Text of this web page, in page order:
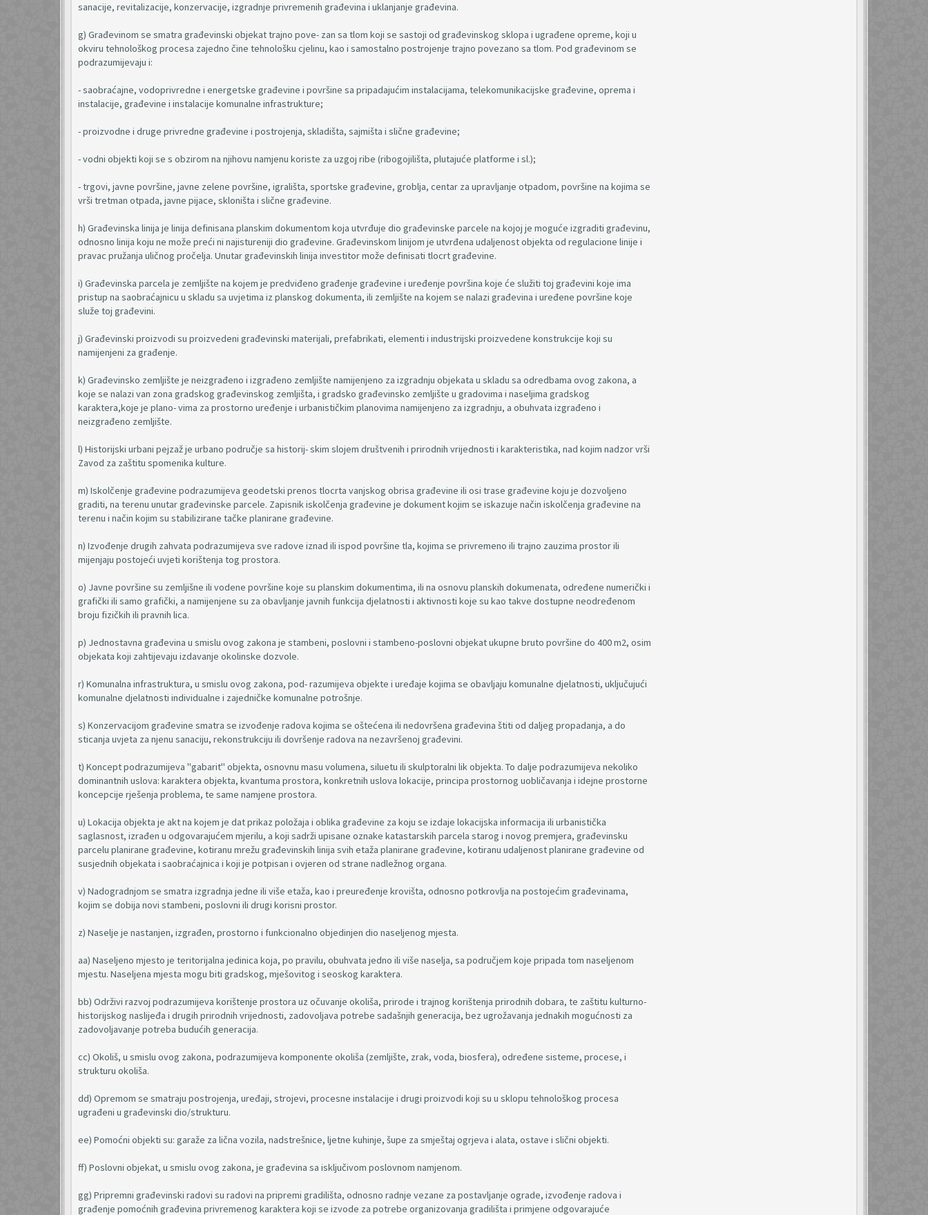
sanacije, revitalizacije, konzervacije, izgradnje privremenih građevina i uklanjanje građevina.
g) Građevinom se smatra građevinski objekat trajno pove- zan sa tlom koji se sastoji od građevinskog sklopa i ugrađene opreme, koji u
okviru tehnološkog procesa zajedno čine tehnološku cjelinu, kao i samostalno postrojenje trajno povezano sa tlom. Pod građevinom se
podrazumijevaju i:
- saobraćajne, vodoprivredne i energetske građevine i površine sa pripadajućim instalacijama, telekomunikacijske građevine, oprema i
instalacije, građevine i instalacije komunalne infrastrukture;
- proizvodne i druge privredne građevine i postrojenja, skladišta, sajmišta i slične građevine;
- vodni objekti koji se s obzirom na njihovu namjenu koriste za uzgoj ribe (ribogojilišta, plutajuće platforme i sl.);
- trgovi, javne površine, javne zelene površine, igrališta, sportske građevine, groblja, centar za upravljanje otpadom, površine na kojima se
vrši tretman otpada, javne pijace, skloništa i slične građevine.
h) Građevinska linija je linija definisana planskim dokumentom koja utvrđuje dio građevinske parcele na kojoj je moguće izgraditi građevinu,
odnosno linija koju ne može preći ni najistureniji dio građevine. Građevinskom linijom je utvrđena udaljenost objekta od regulacione linije i
pravac pružanja uličnog pročelja. Unutar građevinskih linija investitor može definisati tlocrt građevine.
i) Građevinska parcela je zemljište na kojem je predviđeno građenje građevine i uređenje površina koje će služiti toj građevini koje ima
pristup na saobraćajnicu u skladu sa uvjetima iz planskog dokumenta, ili zemljište na kojem se nalazi građevina i uređene površine koje
služe toj građevini.
j) Građevinski proizvodi su proizvedeni građevinski materijali, prefabrikati, elementi i industrijski proizvedene konstrukcije koji su
namijenjeni za građenje.
k) Građevinsko zemljište je neizgrađeno i izgrađeno zemljište namijenjeno za izgradnju objekata u skladu sa odredbama ovog zakona, a
koje se nalazi van zona gradskog građevinskog zemljišta, i gradsko građevinsko zemljište u gradovima i naseljima gradskog
karaktera,koje je plano- vima za prostorno uređenje i urbanističkim planovima namijenjeno za izgradnju, a obuhvata izgrađeno i
neizgrađeno zemljište.
l) Historijski urbani pejzaž je urbano područje sa historij- skim slojem društvenih i prirodnih vrijednosti i karakteristika, nad kojim nadzor vrši
Zavod za zaštitu spomenika kulture.
m) Iskolčenje građevine podrazumijeva geodetski prenos tlocrta vanjskog obrisa građevine ili osi trase građevine koju je dozvoljeno
graditi, na terenu unutar građevinske parcele. Zapisnik iskolčenja građevine je dokument kojim se iskazuje način iskolčenja građevine na
terenu i način kojim su stabilizirane tačke planirane građevine.
n) Izvođenje drugih zahvata podrazumijeva sve radove iznad ili ispod površine tla, kojima se privremeno ili trajno zauzima prostor ili
mijenjaju postojeći uvjeti korištenja tog prostora.
o) Javne površine su zemljišne ili vodene površine koje su planskim dokumentima, ili na osnovu planskih dokumenata, određene numerički i
grafički ili samo grafički, a namijenjene su za obavljanje javnih funkcija djelatnosti i aktivnosti koje su kao takve dostupne neodređenom
broju fizičkih ili pravnih lica.
p) Jednostavna građevina u smislu ovog zakona je stambeni, poslovni i stambeno-poslovni objekat ukupne bruto površine do 400 m2, osim
objekata koji zahtijevaju izdavanje okolinske dozvole.
r) Komunalna infrastruktura, u smislu ovog zakona, pod- razumijeva objekte i uređaje kojima se obavljaju komunalne djelatnosti, uključujući
komunalne djelatnosti individualne i zajedničke komunalne potrošnje.
s) Konzervacijom građevine smatra se izvođenje radova kojima se oštećena ili nedovršena građevina štiti od daljeg propadanja, a do
sticanja uvjeta za njenu sanaciju, rekonstrukciju ili dovršenje radova na nezavršenoj građevini.
t) Koncept podrazumijeva "gabarit" objekta, osnovnu masu volumena, siluetu ili skulptoralni lik objekta. To dalje podrazumijeva nekoliko
dominantnih uslova: karaktera objekta, kvantuma prostora, konkretnih uslova lokacije, principa prostornog uobličavanja i idejne prostorne
koncepcije rješenja problema, te same namjene prostora.
u) Lokacija objekta je akt na kojem je dat prikaz položaja i oblika građevine za koju se izdaje lokacijska informacija ili urbanistička
saglasnost, izrađen u odgovarajućem mjerilu, a koji sadrži upisane oznake katastarskih parcela starog i novog premjera, građevinsku
parcelu planirane građevine, kotiranu mrežu građevinskih linija svih etaža planirane građevine, kotiranu udaljenost planirane građevine od
susjednih objekata i saobraćajnica i koji je potpisan i ovjeren od strane nadležnog organa.
v) Nadogradnjom se smatra izgradnja jedne ili više etaža, kao i preuređenje krovišta, odnosno potkrovlja na postojećim građevinama,
kojim se dobija novi stambeni, poslovni ili drugi korisni prostor.
z) Naselje je nastanjen, izgrađen, prostorno i funkcionalno objedinjen dio naseljenog mjesta.
aa) Naseljeno mjesto je teritorijalna jedinica koja, po pravilu, obuhvata jedno ili više naselja, sa područjem koje pripada tom naseljenom
mjestu. Naseljena mjesta mogu biti gradskog, mješovitog i seoskog karaktera.
bb) Održivi razvoj podrazumijeva korištenje prostora uz očuvanje okoliša, prirode i trajnog korištenja prirodnih dobara, te zaštitu kulturno-
historijskog naslijeđa i drugih prirodnih vrijednosti, zadovoljava potrebe sadašnjih generacija, bez ugrožavanja jednakih mogućnosti za
zadovoljavanje potreba budućih generacija.
cc) Okoliš, u smislu ovog zakona, podrazumijeva komponente okoliša (zemljište, zrak, voda, biosfera), određene sisteme, procese, i
strukturu okoliša.
dd) Opremom se smatraju postrojenja, uređaji, strojevi, procesne instalacije i drugi proizvodi koji su u sklopu tehnološkog procesa
ugrađeni u građevinski dio/strukturu.
ee) Pomoćni objekti su: garaže za lična vozila, nadstrešnice, ljetne kuhinje, šupe za smještaj ogrjeva i alata, ostave i slični objekti.
ff) Poslovni objekat, u smislu ovog zakona, je građevina sa isključivom poslovnom namjenom.
gg) Pripremni građevinski radovi su radovi na pripremi gradilišta, odnosno radnje vezane za postavljanje ograde, izvođenje radova i
građenje pomoćnih građevina privremenog karaktera koji se izvode za potrebe organizovanja gradilišta i primjene odgovarajuće